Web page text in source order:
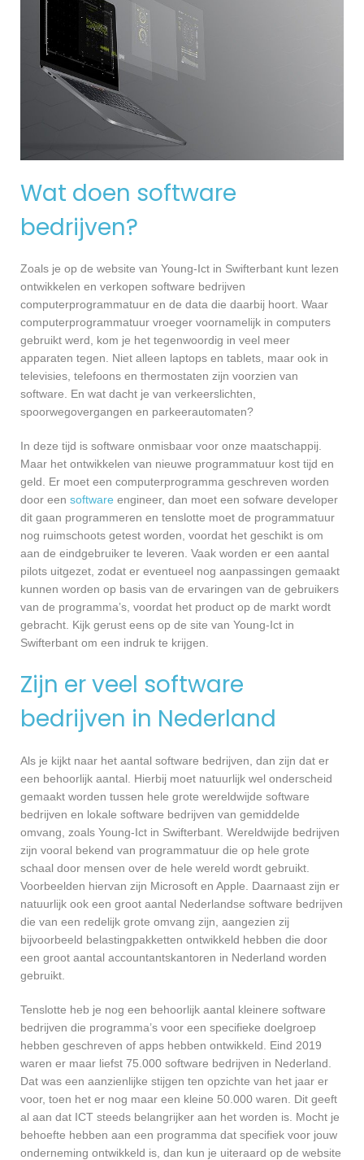
Wat doen software
bedrijven?
Zoals je op de website van Young-Ict in Swifterbant kunt lezen
ontwikkelen en verkopen software bedrijven
computerprogrammatuur en de data die daarbij hoort. Waar
computerprogrammatuur vroeger voornamelijk in computers
gebruikt werd, kom je het tegenwoordig in veel meer
apparaten tegen. Niet alleen laptops en tablets, maar ook in
televisies, telefoons en thermostaten zijn voorzien van
software. En wat dacht je van verkeerslichten,
spoorwegovergangen en parkeerautomaten?
In deze tijd is software onmisbaar voor onze maatschappij.
Maar het ontwikkelen van nieuwe programmatuur kost tijd en
geld. Er moet een computerprogramma geschreven worden
door een software engineer, dan moet een sofware developer
dit gaan programmeren en tenslotte moet de programmatuur
nog ruimschoots getest worden, voordat het geschikt is om
aan de eindgebruiker te leveren. Vaak worden er een aantal
pilots uitgezet, zodat er eventueel nog aanpassingen gemaakt
kunnen worden op basis van de ervaringen van de gebruikers
van de programma’s, voordat het product op de markt wordt
gebracht. Kijk gerust eens op de site van Young-Ict in
Swifterbant om een indruk te krijgen.
Zijn er veel software
bedrijven in Nederland
Als je kijkt naar het aantal software bedrijven, dan zijn dat er
een behoorlijk aantal. Hierbij moet natuurlijk wel onderscheid
gemaakt worden tussen hele grote wereldwijde software
bedrijven en lokale software bedrijven van gemiddelde
omvang, zoals Young-Ict in Swifterbant. Wereldwijde bedrijven
zijn vooral bekend van programmatuur die op hele grote
schaal door mensen over de hele wereld wordt gebruikt.
Voorbeelden hiervan zijn Microsoft en Apple. Daarnaast zijn er
natuurlijk ook een groot aantal Nederlandse software bedrijven
die van een redelijk grote omvang zijn, aangezien zij
bijvoorbeeld belastingpakketten ontwikkeld hebben die door
een groot aantal accountantskantoren in Nederland worden
gebruikt.
Tenslotte heb je nog een behoorlijk aantal kleinere software
bedrijven die programma’s voor een specifieke doelgroep
hebben geschreven of apps hebben ontwikkeld. Eind 2019
waren er maar liefst 75.000 software bedrijven in Nederland.
Dat was een aanzienlijke stijgen ten opzichte van het jaar er
voor, toen het er nog maar een kleine 50.000 waren. Dit geeft
al aan dat ICT steeds belangrijker aan het worden is. Mocht je
behoefte hebben aan een programma dat specifiek voor jouw
onderneming ontwikkeld is, dan kun je uiteraard op de website